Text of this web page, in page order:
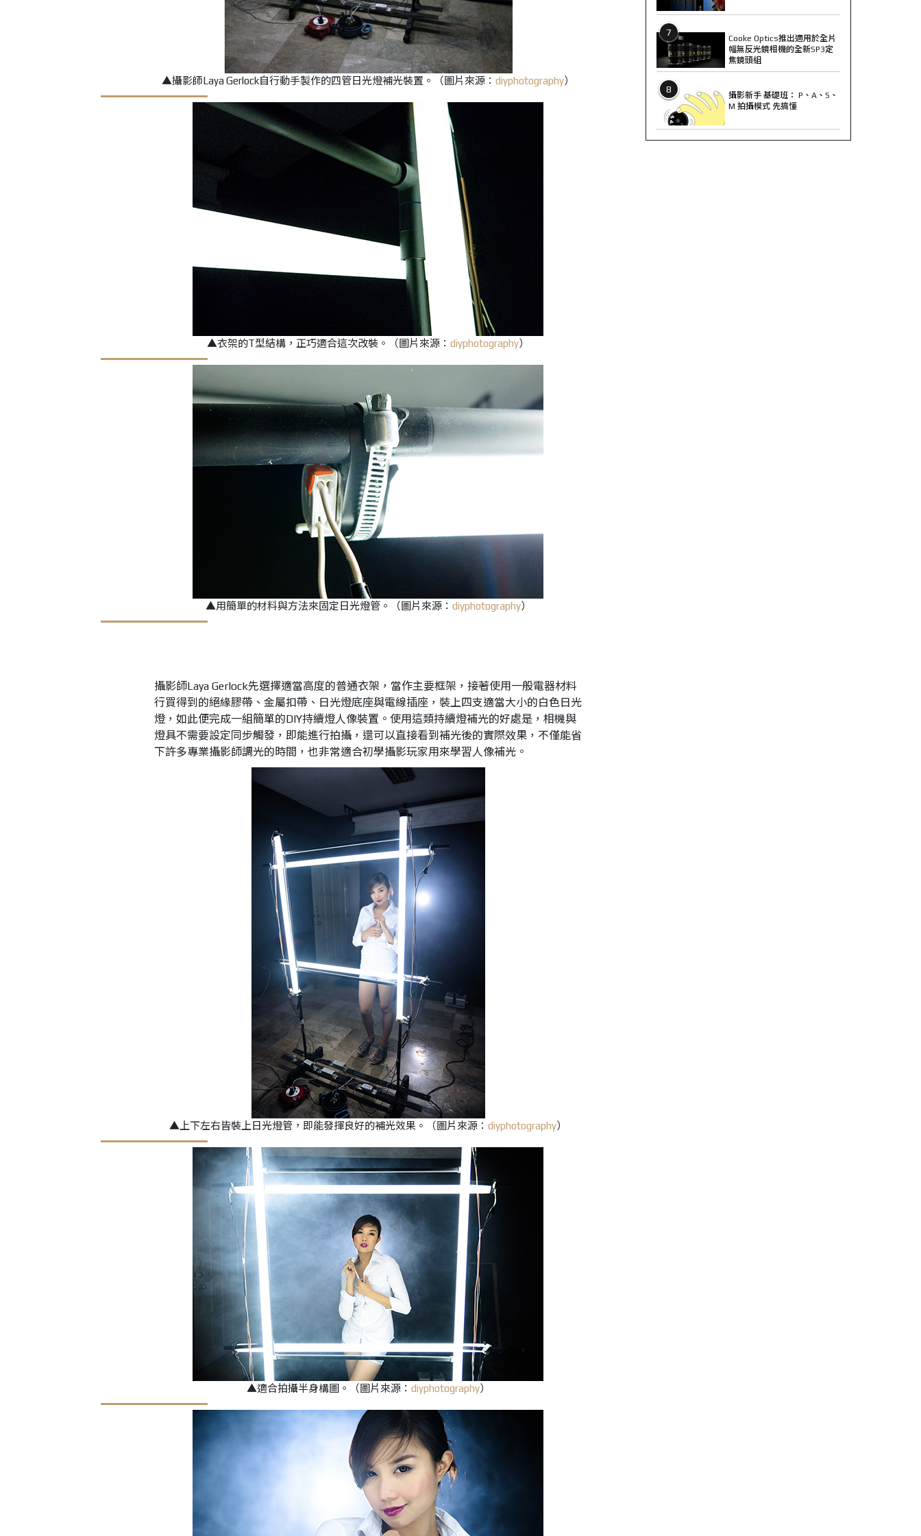
▲攝影師Laya Gerlock自行動手製作的四管日光燈補光裝置。（圖片來源： diyphotography）
▲衣架的T型結構，正巧適合這次改裝。 （圖片來源： diyphotography）
▲用簡單的材料與方法來固定日光燈管。 （圖片來源： diyphotography）
攝影師Laya Gerlock先選擇適當高度的普通衣架，當作主要框架，接著使用一般電器材料
行買得到的絕緣膠帶、金屬扣帶、日光燈底座與電線插座，裝上四支適當大小的白色日光
燈，如此便完成一組簡單的DIY持續燈人像裝置。使用這類持續燈補光的好處是，相機與
燈具不需要設定同步觸發，即能進行拍攝，還可以直接看到補光後的實際效果，不僅能省
下許多專業攝影師調光的時間，也非常適合初學攝影玩家用來學習人像補光。
▲上下左右皆裝上日光燈管，即能發揮良好的補光效果。 （圖片來源： diyphotography）
▲適合拍攝半身構圖。 （圖片來源： diyphotography）
7
Cooke Optics推出適用於全片
幅無反光鏡相機的全新SP3定
焦鏡頭組
8
攝影新手 基礎班： P、A、S、
M 拍攝模式 先搞懂